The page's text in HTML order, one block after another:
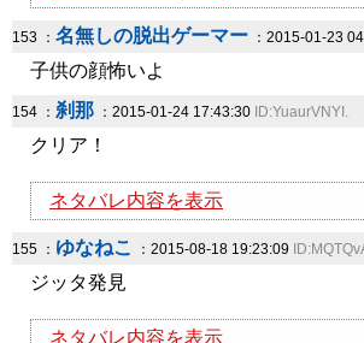
153 ： 名無しの脱出ゲーマー ：2015-01-23
子供の顔怖いよ
154 ： 刹那 ：2015-01-24 17:43:30 ID:YuaurVNYI.
クリア！
ネタバレ内容を表示
155 ： ゆなねこ ：2015-08-18 19:23:09
ジッタ発見
ネタバレ内容を表示